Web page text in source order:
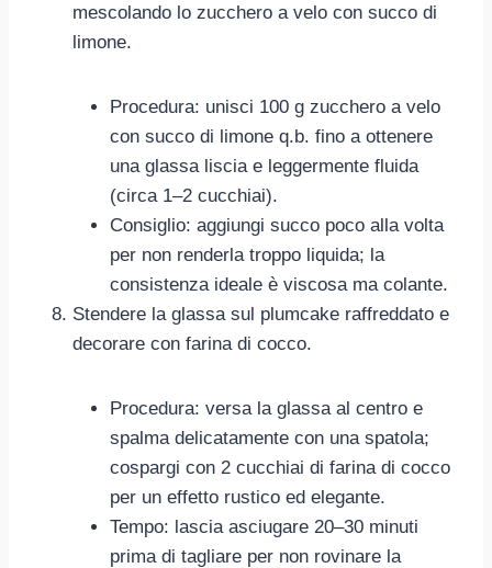
mescolando lo zucchero a velo con succo di
limone.
Procedura: unisci 100 g zucchero a velo
con succo di limone q.b. fino a ottenere
una glassa liscia e leggermente fluida
(circa 1–2 cucchiai).
Consiglio: aggiungi succo poco alla volta
per non renderla troppo liquida; la
consistenza ideale è viscosa ma colante.
Stendere la glassa sul plumcake raffreddato e
decorare con farina di cocco.
Procedura: versa la glassa al centro e
spalma delicatamente con una spatola;
cospargi con 2 cucchiai di farina di cocco
per un effetto rustico ed elegante.
Tempo: lascia asciugare 20–30 minuti
prima di tagliare per non rovinare la